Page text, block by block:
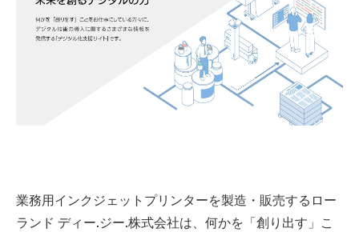
業務用インクジェットプリンターを製造・販売するロー
ランド ディー.ジー.株式会社は、何かを「創り出す」こ